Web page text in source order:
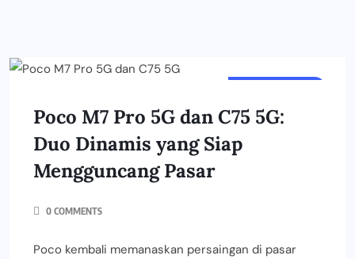
Poco M7 Pro 5G dan C75 5G:
Duo Dinamis yang Siap
Mengguncang Pasar
0 COMMENTS
Poco kembali memanaskan persaingan di pasar